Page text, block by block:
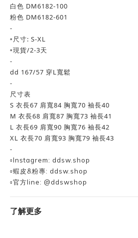
白色 DM6182-100
粉色 DM6182-601
-
▫️尺寸: S-XL
▫️現貨/2-3天
-
dd 167/57 穿L寬鬆
-
尺寸表
S 衣長67 肩寬84 胸寬70 袖長40
M 衣長68 肩寬87 胸寬73 袖長41
L 衣長69 肩寬90 胸寬76 袖長42
XL 衣長70 肩寬93 胸寬79 袖長43
-
▫️Instagrem: ddsw.shop
▫️蝦皮&粉專: ddsw.shop
▫️官方line: @ddswshop
了解更多